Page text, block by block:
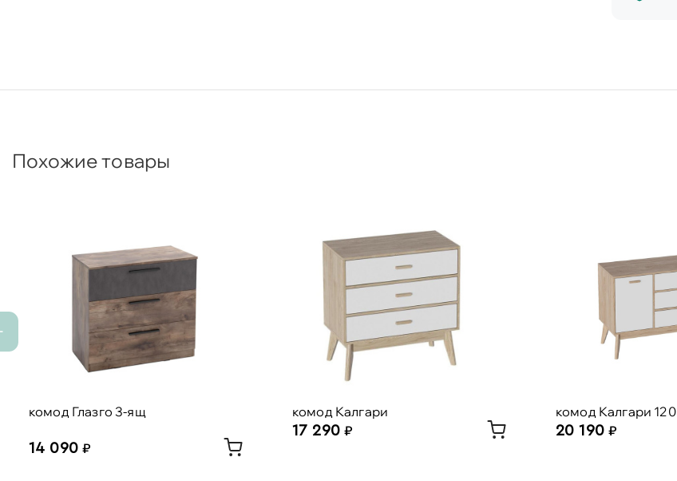
Похожие товары
комод Глазго 3-ящ
14 090
комод Калгари
17 290
комод Калгари 120
20 190